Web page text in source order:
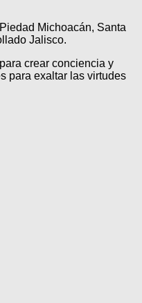
Michoacán, Santa
Jalisco.
crear conciencia y
para exaltar las virtudes